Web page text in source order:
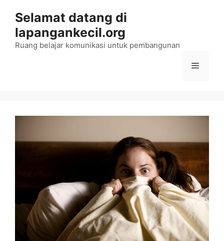
Selamat datang di
lapangankecil.org
Ruang belajar komunikasi untuk pembangunan
Menu